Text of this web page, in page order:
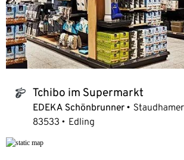
tchibo_logo Tchibo im Supermarkt
EDEKA Schönbrunner
83533
Edling